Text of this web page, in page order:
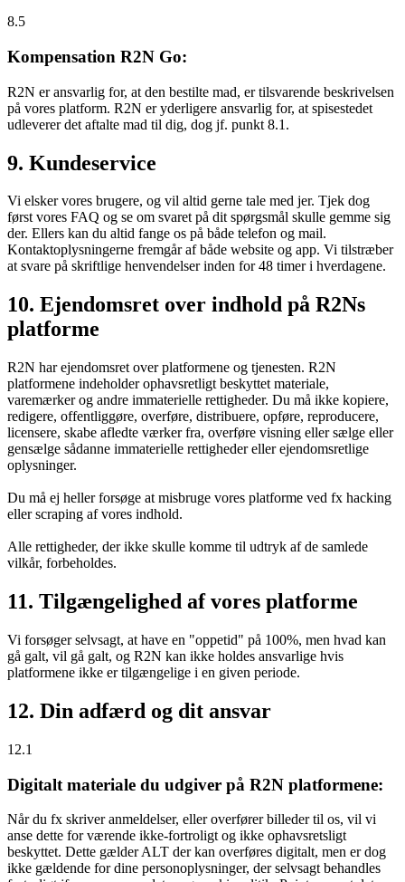
8.5
Kompensation R2N Go:
R2N er ansvarlig for, at den bestilte mad, er tilsvarende beskrivelsen
på vores platform. R2N er yderligere ansvarlig for, at spisestedet
udleverer det aftalte mad til dig, dog jf. punkt 8.1.
9. Kundeservice
Vi elsker vores brugere, og vil altid gerne tale med jer. Tjek dog
først vores FAQ og se om svaret på dit spørgsmål skulle gemme sig
der. Ellers kan du altid fange os på både telefon og mail.
Kontaktoplysningerne fremgår af både website og app. Vi tilstræber
at svare på skriftlige henvendelser inden for 48 timer i hverdagene.
10. Ejendomsret over indhold på R2Ns
platforme
R2N har ejendomsret over platformene og tjenesten. R2N
platformene indeholder ophavsretligt beskyttet materiale,
varemærker og andre immaterielle rettigheder. Du må ikke kopiere,
redigere, offentliggøre, overføre, distribuere, opføre, reproducere,
licensere, skabe afledte værker fra, overføre visning eller sælge eller
gensælge sådanne immaterielle rettigheder eller ejendomsretlige
oplysninger.
Du må ej heller forsøge at misbruge vores platforme ved fx hacking
eller scraping af vores indhold.
Alle rettigheder, der ikke skulle komme til udtryk af de samlede
vilkår, forbeholdes.
11. Tilgængelighed af vores platforme
Vi forsøger selvsagt, at have en "oppetid" på 100%, men hvad kan
gå galt, vil gå galt, og R2N kan ikke holdes ansvarlige hvis
platformene ikke er tilgængelige i en given periode.
12. Din adfærd og dit ansvar
12.1
Digitalt materiale du udgiver på R2N platformene:
Når du fx skriver anmeldelser, eller overfører billeder til os, vil vi
anse dette for værende ikke-fortroligt og ikke ophavsretsligt
beskyttet. Dette gælder ALT der kan overføres digitalt, men er dog
ikke gældende for dine personoplysninger, der selvsagt behandles